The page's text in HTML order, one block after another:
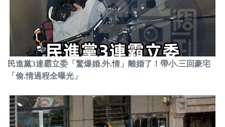
民進黨3連霸立委「驚爆婚.外.情」離婚了！帶小.三回豪宅
「偷.情過程全曝光」